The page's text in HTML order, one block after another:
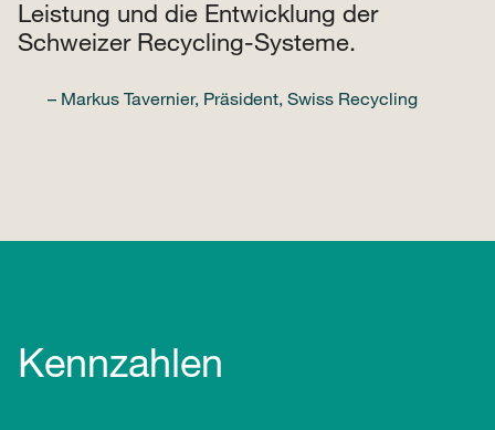
Leistung und die Entwicklung der
Schweizer Recycling-Systeme.
– Markus Tavernier, Präsident, Swiss Recycling
Kennzahlen